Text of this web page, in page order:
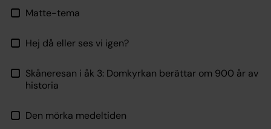
Matte-tema
Hej då eller ses vi igen?
Skåneresan i åk 3: Domkyrkan berättar om 900 år av
historia
Den mörka medeltiden